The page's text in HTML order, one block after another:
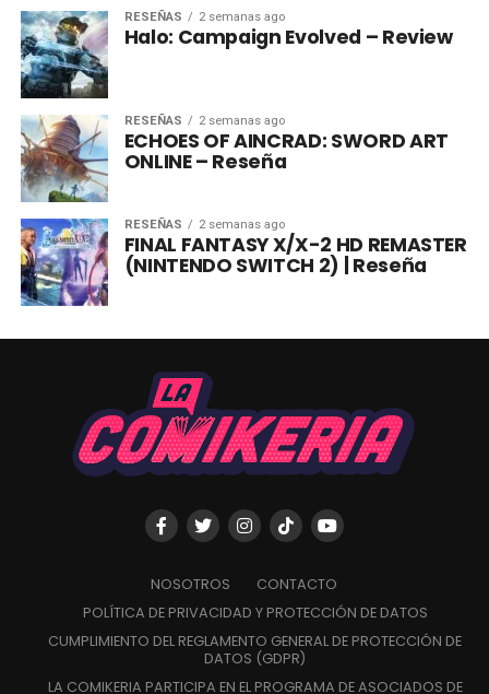
RESEÑAS 2 semanas ago
Halo: Campaign Evolved – Review
RESEÑAS 2 semanas ago
ECHOES OF AINCRAD: SWORD ART
ONLINE – Reseña
RESEÑAS 2 semanas ago
FINAL FANTASY X/X-2 HD REMASTER
(NINTENDO SWITCH 2) | Reseña
NOSOTROS
CONTACTO
POLÍTICA DE PRIVACIDAD Y PROTECCIÓN DE DATOS
CUMPLIMIENTO DEL REGLAMENTO GENERAL DE PROTECCIÓN DE
DATOS (GDPR)
LA COMIKERIA PARTICIPA EN EL PROGRAMA DE ASOCIADOS DE